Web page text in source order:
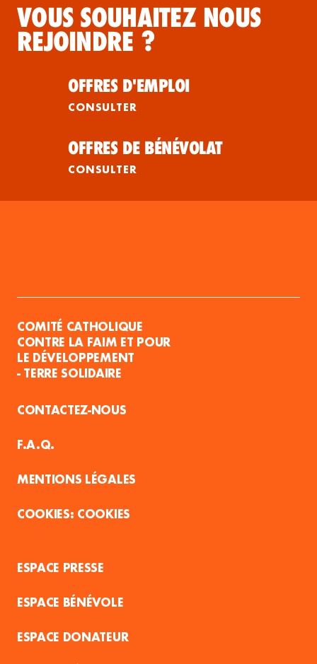
VOUS SOUHAITEZ NOUS
REJOINDRE ?
OFFRES D'EMPLOI
CONSULTER
OFFRES DE BÉNÉVOLAT
CONSULTER
COMITÉ CATHOLIQUE
CONTRE LA FAIM ET POUR
LE DÉVELOPPEMENT
- TERRE SOLIDAIRE
CONTACTEZ-NOUS
F.A.Q.
MENTIONS LÉGALES
COOKIES
ESPACE PRESSE
ESPACE BÉNÉVOLE
ESPACE DONATEUR